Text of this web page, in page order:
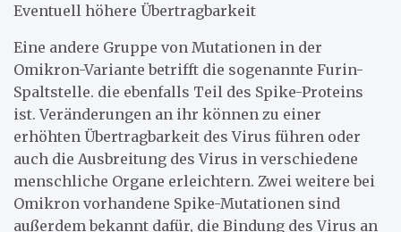
Eventuell höhere Übertragbarkeit
Eine andere Gruppe von Mutationen in der
Omikron-Variante betrifft die sogenannte Furin-
Spaltstelle. die ebenfalls Teil des Spike-Proteins
ist. Veränderungen an ihr können zu einer
erhöhten Übertragbarkeit des Virus führen oder
auch die Ausbreitung des Virus in verschiedene
menschliche Organe erleichtern. Zwei weitere bei
Omikron vorhandene Spike-Mutationen sind
außerdem bekannt dafür, die Bindung des Virus an